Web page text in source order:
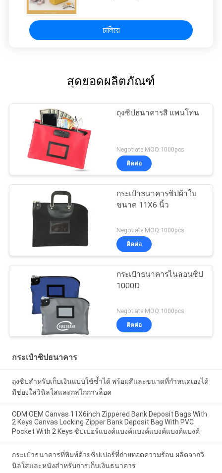
চালিয়ে
สุดยอดผลิตภัณฑ์
ถุงซิปธนาคารสี แพนโทน
Negotiate MOQ:1000pcs
ติดต่อ
กระเป๋าธนาคารซิปผ้าใบ
ขนาด 11X6 นิ้ว
Negotiate MOQ:1000pcs
ติดต่อ
กระเป๋าธนาคารไนลอนซิป
1000D
Negotiate MOQ:1000pcs
ติดต่อ
กระเป๋าซิปธนาคาร
ถุงซิปสำหรับเก็บเงินแบบใช้ซ้ำได้ พร้อมสีและขนาดที่กำหนดเองได้
มีช่องใส่วินิลใสและกลไกการล็อค
ODM OEM Canvas 11X6inch Zippered Bank Deposit Bags With
2 Keys Canvas Locking Zipper Bank Deposit Bag With PVC
Pocket With 2 Keys ซิปเปอร์แบงค์แบงค์แบงค์แบงค์แบงค์แบงค์
กระเป๋าธนาคารที่พิมพ์ด้วยซิปเปอร์ที่ถ่ายทอดความร้อน ผลิตจากวิ
นิลใสและหนังสําหรับการเก็บเงินธนาคาร